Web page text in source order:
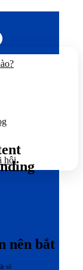
số
hội
nên bắt